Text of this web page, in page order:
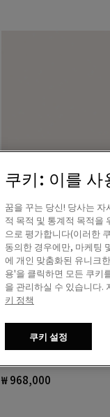
톤 온 톤 스타와 스
린 스웨이드 미니 스
₩ 968,000
쿠키: 이를 사
꿈을 꾸는 당신! 당사는
적 목적 및 통계적 목적을
으로 평가합니다(이러한
동의한 경우에만, 마케팅
에 개인 맞춤화된 유니크
용'을 클릭하면 모든 쿠키
을 관리하실 수 있습니다.
키 정책
쿠키 설정